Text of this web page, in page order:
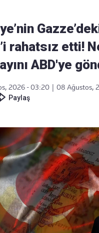
rahatsız etti!
ABD'ye
2026 - 03:20
08 Ağustos,
Paylaş